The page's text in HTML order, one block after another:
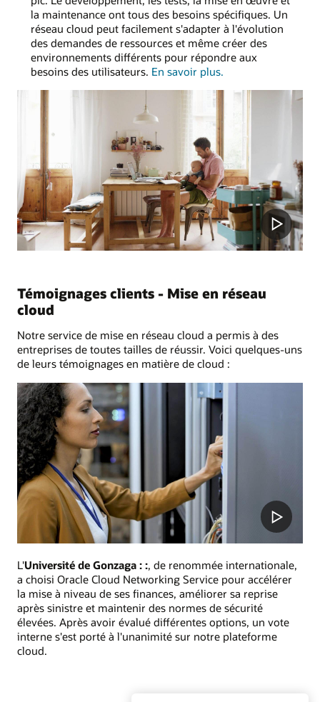
la maintenance ont tous des besoins spécifiques. Un
réseau cloud peut facilement s'adapter à l'évolution
des demandes de ressources et même créer des
environnements différents pour répondre aux
besoins des utilisateurs. En savoir plussur
création
la
séparation
des
différents
environnements
de
service
cloud
.
Play
Témoignages clients - Mise en réseau
cloud
Notre service de mise en réseau cloud a permis à des
entreprises de toutes tailles de réussir. Voici quelques-uns
de leurs témoignages en matière de cloud :
Play
Video
L'Université de Gonzaga : :, de renommée internationale,
a choisi Oracle Cloud Networking Service pour accélérer
la mise à niveau de ses finances, améliorer sa reprise
après sinistre et maintenir des normes de sécurité
élevées. Après avoir évalué différentes options, un vote
interne s'est porté à l'unanimité sur notre plateforme
cloud.